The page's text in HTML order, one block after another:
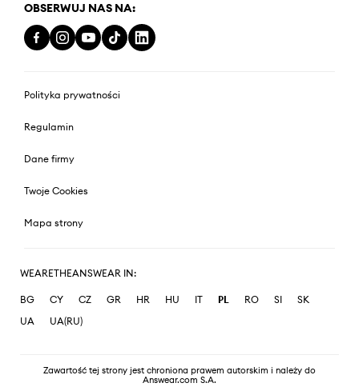
OBSERWUJ NAS NA:
Polityka prywatności
Regulamin
Dane firmy
Twoje Cookies
Mapa strony
WEARETHEANSWEAR IN:
BG CY CZ GR HR HU IT PL RO SI
SK
UA
UA(RU)
Zawartość tej strony jest chroniona prawem autorskim i należy do
Answear.com S.A.